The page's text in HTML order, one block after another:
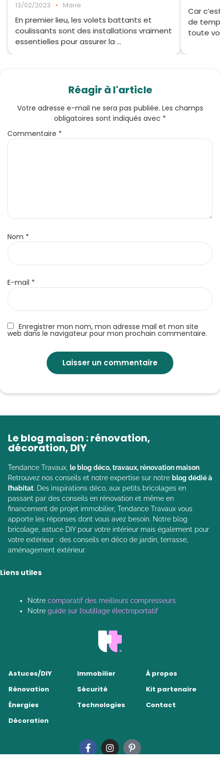
13/02/2023 • Marie
En premier lieu, les volets battants et
coulissants sont des installations vraiment
essentielles pour assurer la ...
Car
de
toute
Réagir à l'article
Enregistrer mon nom, mon adresse mail et mon site
web dans le navigateur pour mon prochain commentaire.
Votre adresse e-mail ne sera pas publiée. Les champs
obligatoires sont indiqués avec *
Commentaire *
Nom *
E-mail *
Le blog maison : rénovation,
décoration, DIY
Tendance Travaux, le blog déco, travaux, rénovation maison.
Retrouvez nos conseils et notre expertise sur notre blog dédié à
l’habitat. Des inspirations déco, aux petits bricolages en
passant par des conseils en rénovation et même en
financement de projet immobilier, Tendance Travaux vous
apporte les réponses dont vous avez besoin. Notre blog
bricolage, astuce DIY pour votre intérieur mais également pour
votre extérieur : des conseils en déco de jardin, terrasse,
aménagement extérieur.
Liens utiles
Notre comparatif des meilleurs compresseurs
Notre guide sur l’outillage électroportatif
Astuces/DIY
Rénovation
Énergies
Décoration
Immobilier
Sécurité
Technologies
À propos
Kit partenaire
Contact